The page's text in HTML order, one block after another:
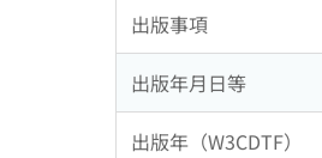
出版事項
出版年月日等
出版年（W3CDTF）